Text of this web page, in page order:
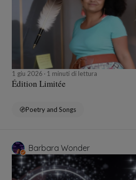
1 giu 2026 1 minuti di lettura
Édition Limitée
Poetry and Songs
Barbara Wonder